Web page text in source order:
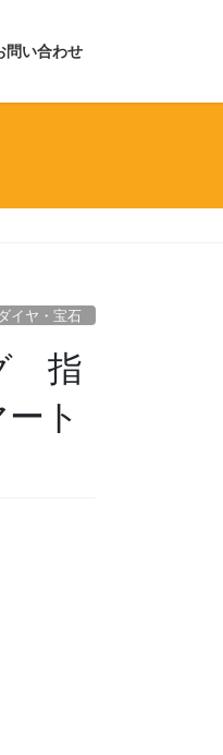
問い合わせ
ダイヤ・宝石
指
ト